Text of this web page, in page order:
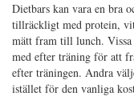
Dietbars kan vara en bra
tillräckligt med protein,
mätt fram till lunch. Vissa
med efter träning för att
efter träningen. Andra
istället för den vanliga